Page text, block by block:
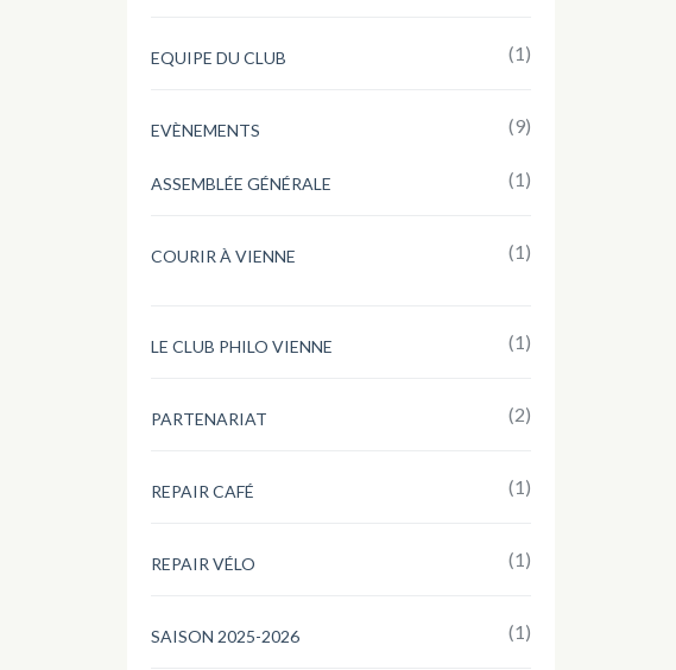
EQUIPE DU CLUB (1)
EVÈNEMENTS (9)
ASSEMBLÉE GÉNÉRALE (1)
COURIR À VIENNE (1)
LE CLUB PHILO VIENNE (1)
PARTENARIAT (2)
REPAIR CAFÉ (1)
REPAIR VÉLO (1)
SAISON 2025-2026 (1)